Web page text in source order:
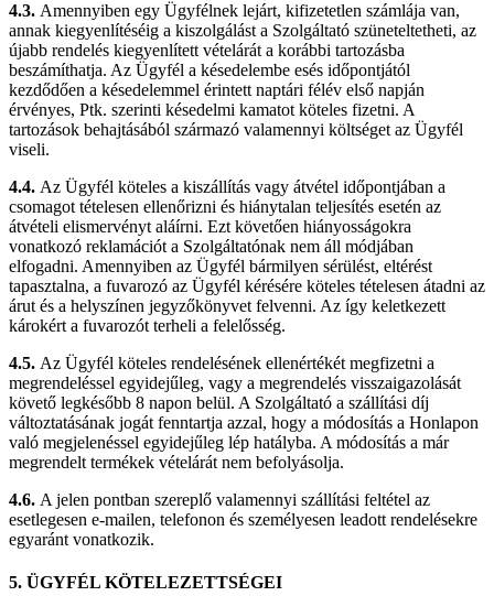
4.3. Amennyiben egy Ügyfélnek lejárt, kifizetetlen számlája van,
annak kiegyenlítéséig a kiszolgálást a Szolgáltató szüneteltetheti, az
újabb rendelés kiegyenlített vételárát a korábbi tartozásba
beszámíthatja. Az Ügyfél a késedelembe esés időpontjától
kezdődően a késedelemmel érintett naptári félév első napján
érvényes, Ptk. szerinti késedelmi kamatot köteles fizetni. A
tartozások behajtásából származó valamennyi költséget az Ügyfél
viseli.
4.4. Az Ügyfél köteles a kiszállítás vagy átvétel időpontjában a
csomagot tételesen ellenőrizni és hiánytalan teljesítés esetén az
átvételi elismervényt aláírni. Ezt követően hiányosságokra
vonatkozó reklamációt a Szolgáltatónak nem áll módjában
elfogadni. Amennyiben az Ügyfél bármilyen sérülést, eltérést
tapasztalna, a fuvarozó az Ügyfél kérésére köteles tételesen átadni az
árut és a helyszínen jegyzőkönyvet felvenni. Az így keletkezett
károkért a fuvarozót terheli a felelősség.
4.5. Az Ügyfél köteles rendelésének ellenértékét megfizetni a
megrendeléssel egyidejűleg, vagy a megrendelés visszaigazolását
követő legkésőbb 8 napon belül. A Szolgáltató a szállítási díj
változtatásának jogát fenntartja azzal, hogy a módosítás a Honlapon
való megjelenéssel egyidejűleg lép hatályba. A módosítás a már
megrendelt termékek vételárát nem befolyásolja.
4.6. A jelen pontban szereplő valamennyi szállítási feltétel az
esetlegesen e-mailen, telefonon és személyesen leadott rendelésekre
egyaránt vonatkozik.
5. ÜGYFÉL KÖTELEZETTSÉGEI